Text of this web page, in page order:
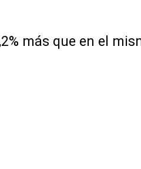
más que en el